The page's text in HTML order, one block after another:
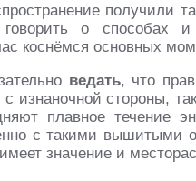
получили
о способах
коснёмся основных
ведать, что
изнаночной стороны,
плавное течение
с такими вышитыми
значение и